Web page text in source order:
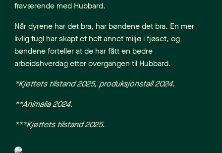
fraværende med Hubbard.
Når dyrene har det bra, har bøndene det bra. En mer
livlig fugl har skapt et helt annet miljø i fjøset, og
bøndene forteller at de har fått en bedre
arbeidshverdag etter overgangen til Hubbard.
*Kjøttets tilstand 2025, produksjonstall 2024.
**Animalia 2024.
***Kjøttets tilstand 2025.